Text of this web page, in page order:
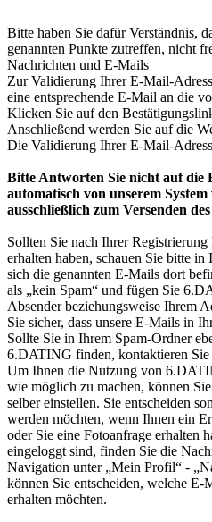
Bitte haben Sie dafür Verständnis,
genannten Punkte zutreffen, nicht
Nachrichten und E-Mails
Zur Validierung Ihrer E-Mail-
eine entsprechende E-Mail an die
Klicken Sie auf den
Anschließend werden Sie auf die
Die Validierung Ihrer E-Mail-
Bitte Antworten Sie nicht auf die
automatisch von unserem
ausschließlich zum Versenden
Sollten Sie nach Ihrer
erhalten haben, schauen Sie bitte
sich die genannten E-Mails dort
als „kein Spam“ und fügen Sie
Absender beziehungsweise Ihrem
Sie sicher, dass unsere E-Mails in
Sollte Sie in Ihrem Spam-Ordner
6.DATING finden, kontaktieren Sie
Um Ihnen die Nutzung von
wie möglich zu machen, können
selber einstellen. Sie entscheiden
werden möchten, wenn Ihnen ein
oder Sie eine Fotoanfrage erhalten
eingeloggt sind, finden Sie die
Navigation unter „Mein Profil“ -
können Sie entscheiden, welche
erhalten möchten.